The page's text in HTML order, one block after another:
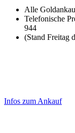
Alle
Telefonische
944
(Stand Freitag
Sidebar
Infos zum Ankauf